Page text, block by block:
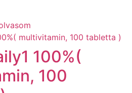
100%(
100